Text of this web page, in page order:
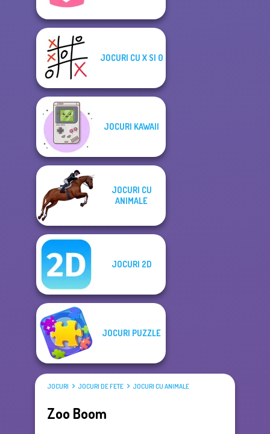
JOCURI CU X SI 0
JOCURI KAWAII
JOCURI CU
ANIMALE
JOCURI 2D
JOCURI PUZZLE
JOCURI JOCURI DE FETE JOCURI CU ANIMALE
Zoo Boom